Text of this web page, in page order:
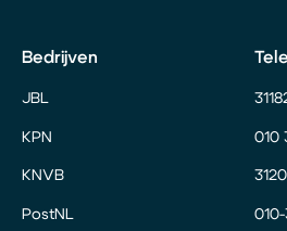
Bedrijven
JBL
KPN
KNVB
PostNL
010